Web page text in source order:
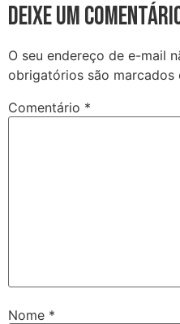
Deixe um
O seu endereço de e-mail
obrigatórios são marcados
Comentário *
Nome *